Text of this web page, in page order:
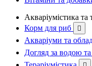
Акваріумістика та
Корм для риб

Акваріуми та
Догляд за водою